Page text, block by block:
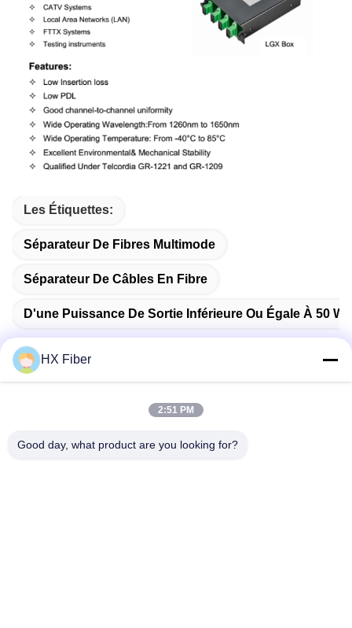
Les Étiquettes:
Séparateur De Fibres Multimode
Séparateur De Câbles En Fibre
D'une Puissance De Sortie Inférieure Ou Égale À 50 W
Adresse
HX Fiber
2:51 PM
Good day, what product are you looking for?